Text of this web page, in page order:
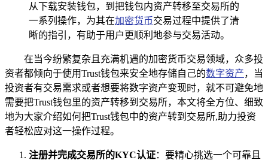
从下载安装钱包，到把钱包内资产转移至交易所的
一系列操作，为其在加密货币交易过程中提供了清
晰的指引，有助于用户更顺利地参与交易活动。
在当今纷繁复杂且充满机遇的加密货币交易领域，众多投
资者都倾向于使用Trust钱包来安全地存储自己的数字资产，当
投资者有交易需求或者想要将数字资产变现时，就不可避免地
需要把Trust钱包里的资产转移到交易所，本文将全方位、细致
地为大家介绍如何把Trust钱包中的资产转到交易所,助力投资
者轻松应对这一操作过程。
注册并完成交易所的KYC认证：要精心挑选一个可靠且